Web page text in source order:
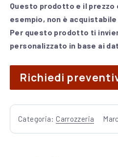
Questo prodotto e il prezzo
esempio, non è
Per questo prodotto ti
personalizzato in base ai
Richiedi
Categoria: Carrozzeria